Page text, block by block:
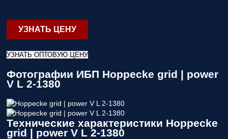
УЗНАТЬ ЦЕНУ
УЗНАТЬ ОПТОВУЮ ЦЕНУ
Фотографии ИБП Hoppecke grid | power
V L 2-1380
Технические характеристики Hoppecke
grid | power V L 2-1380